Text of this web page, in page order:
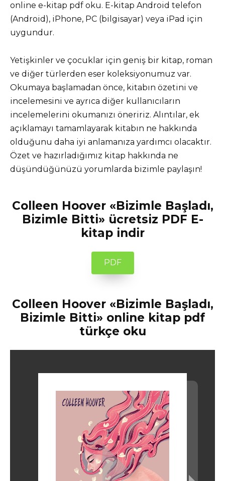
online e-kitap pdf oku. E-kitap Android telefon
(Android), iPhone, PC (bilgisayar) veya iPad için
uygundur.
Yetişkinler ve çocuklar için geniş bir kitap, roman
ve diğer türlerden eser koleksiyonumuz var.
Okumaya başlamadan önce, kitabın özetini ve
incelemesini ve ayrıca diğer kullanıcıların
incelemelerini okumanızı öneririz. Alıntılar, ek
açıklamayı tamamlayarak kitabın ne hakkında
olduğunu daha iyi anlamanıza yardımcı olacaktır.
Özet ve hazırladığımız kitap hakkında ne
düşündüğünüzü yorumlarda bizimle paylaşın!
Colleen Hoover «Bizimle Başladı,
Bizimle Bitti» ücretsiz PDF E-
kitap indir
PDF
Colleen Hoover «Bizimle Başladı,
Bizimle Bitti» online kitap pdf
türkçe oku